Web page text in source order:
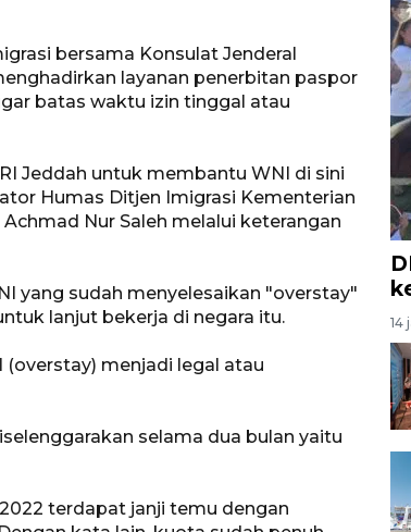
bersama Konsulat Jenderal
layanan penerbitan paspor
batas waktu izin tinggal atau
Jeddah untuk membantu WNI di sini
Humas Ditjen Imigrasi Kementerian
Nur Saleh melalui keterangan
yang sudah menyelesaikan "overstay"
lanjut bekerja di negara itu.
menjadi legal atau
selama dua bulan yaitu
terdapat janji temu dengan
14